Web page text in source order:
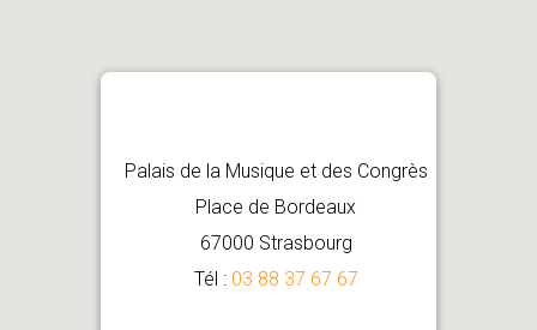
Palais de la Musique et des Congrès
Place de Bordeaux
67000 Strasbourg
Tél : 03 88 37 67 67